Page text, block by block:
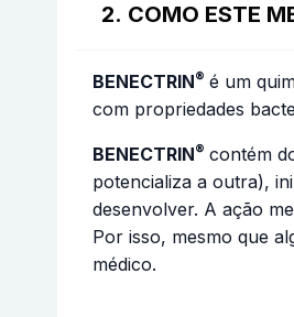
2. COMO ESTE
BENECTRIN® é um
com propriedades
BENECTRIN® contém
potencializa a outra),
desenvolver. A ação
Por isso, mesmo que
médico.